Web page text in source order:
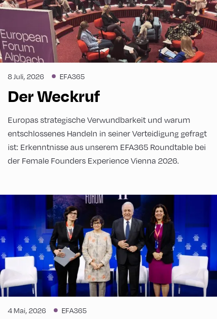
8 Juli, 2026 EFA365
Der Weckruf
Europas strategische Verwundbarkeit und warum
entschlossenes Handeln in seiner Verteidigung gefragt
ist: Erkenntnisse aus unserem EFA365 Roundtable bei
der Female Founders Experience Vienna 2026.
4 Mai, 2026 EFA365